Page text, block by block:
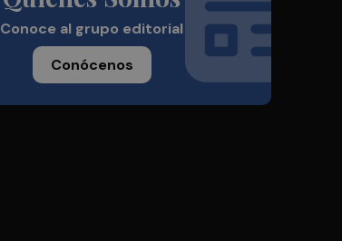
Conoce al grupo editorial
Conócenos